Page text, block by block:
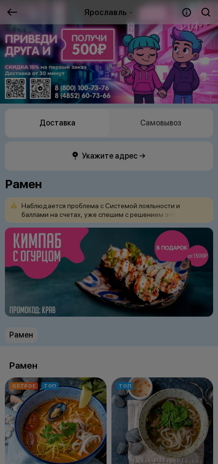
Ярославль
Доставка Самовывоз
Укажите адрес →
Рамен
Наблюдается проблема с Системой лояльности и
баллами на счетах, уже спешим с решением это
Рамен
Рамен
ОСТРОЕ ТОП ТОП